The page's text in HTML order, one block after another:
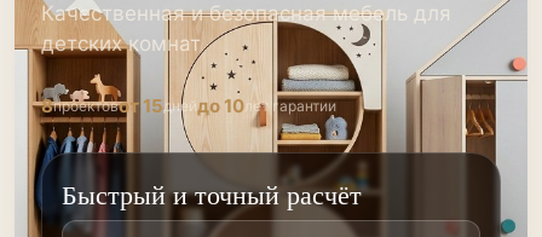
Качественная и безопасная мебель для
детских комнат
8проектовот 15днейдо 10лет гарантии
Быстрый и точный расчёт